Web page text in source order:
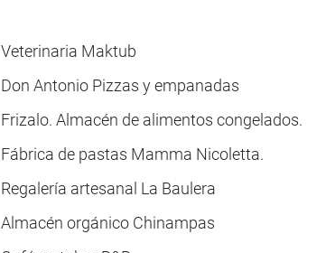
Veterinaria Maktub
Don Antonio Pizzas y empanadas
Frizalo. Almacén de alimentos congelados.
Fábrica de pastas Mamma Nicoletta.
Regalería artesanal La Baulera
Almacén orgánico Chinampas